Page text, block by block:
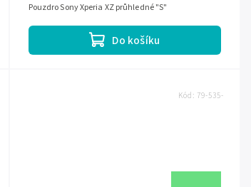
Do košíku
Pouzdro Sony Xperia XZ průhledné "S"
Kód: 79-535-